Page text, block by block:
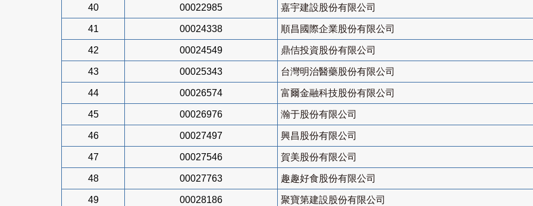
40 00022985 嘉宇建設股份有限公司
41 00024338 順昌國際企業股份有限公司
42 00024549 鼎佶投資股份有限公司
43 00025343 台灣明治醫藥股份有限公司
44 00026574 富爾金融科技股份有限公司
45 00026976 瀚于股份有限公司
46 00027497 興昌股份有限公司
47 00027546 賀美股份有限公司
48 00027763 趣趣好食股份有限公司
49 00028186 聚寶第建設股份有限公司